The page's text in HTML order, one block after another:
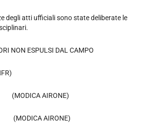
degli atti ufficiali sono state deliberate le
NON ESPULSI DAL CAMPO
(MODICA AIRONE)
(MODICA AIRONE)